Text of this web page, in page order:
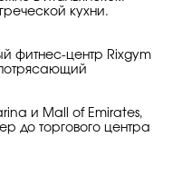
кухни.
фитнес-центр Rixgym
и Mall of Emirates,
до торгового центра